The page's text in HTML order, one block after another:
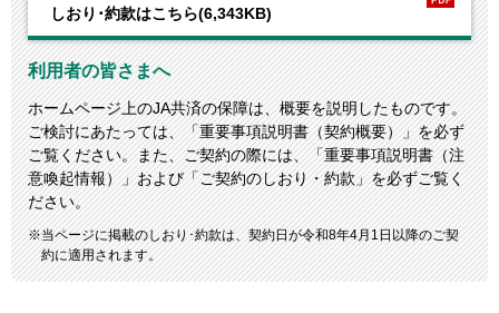
しおり･約款はこちら(6,343KB)
利用者の皆さまへ
ホームページ上のJA共済の保障は、概要を説明したものです。
ご検討にあたっては、「重要事項説明書（契約概要）」を必ず
ご覧ください。また、ご契約の際には、「重要事項説明書（注
意喚起情報）」および「ご契約のしおり・約款」を必ずご覧く
ださい。
当ページに掲載のしおり･約款は、契約日が令和8年4月1日以降のご契
約に適用されます。